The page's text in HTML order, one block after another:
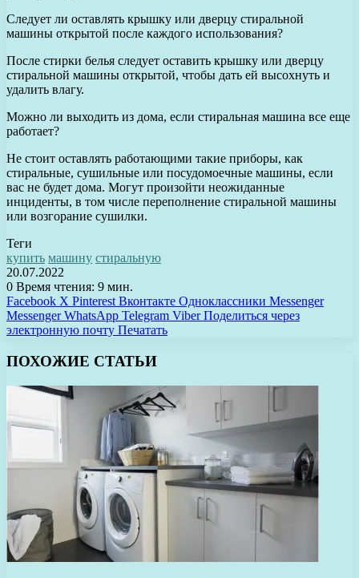
Следует ли оставлять крышку или дверцу стиральной
машины открытой после каждого использования?
После стирки белья следует оставить крышку или дверцу
стиральной машины открытой, чтобы дать ей высохнуть и
удалить влагу.
Можно ли выходить из дома, если стиральная машина все еще
работает?
Не стоит оставлять работающими такие приборы, как
стиральные, сушильные или посудомоечные машины, если
вас не будет дома. Могут произойти неожиданные
инциденты, в том числе переполнение стиральной машины
или возгорание сушилки.
Теги
купить машину стиральную
20.07.2022
0 Время чтения: 9 мин.
Facebook X Pinterest Вконтакте Одноклассники Messenger
Messenger WhatsApp Telegram Viber Поделиться через
электронную почту Печатать
ПОХОЖИЕ СТАТЬИ